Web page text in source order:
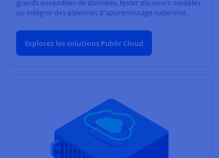
grands ensembles de données, tester plusieurs modèles
ou intégrer des pipelines d'apprentissage supervisé.
Explorez les solutions Public Cloud